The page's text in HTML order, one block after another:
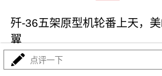
歼-36五架原型机轮番上天，
翼
点评一下